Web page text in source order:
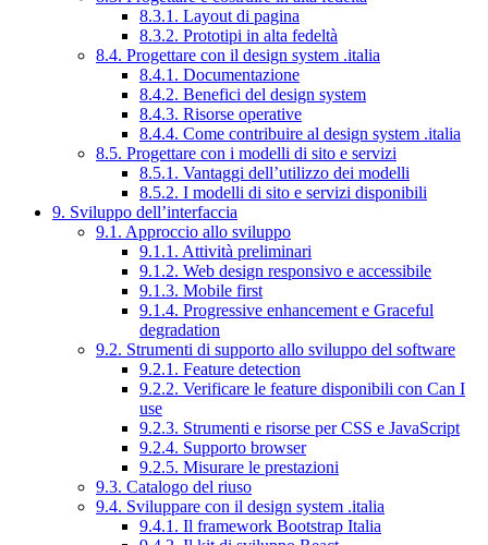
8.3.1. Layout di pagina
8.3.2. Prototipi in alta fedeltà
8.4. Progettare con il design system .italia
8.4.1. Documentazione
8.4.2. Benefici del design system
8.4.3. Risorse operative
8.4.4. Come contribuire al design system .italia
8.5. Progettare con i modelli di sito e servizi
8.5.1. Vantaggi dell’utilizzo dei modelli
8.5.2. I modelli di sito e servizi disponibili
9. Sviluppo dell’interfaccia
9.1. Approccio allo sviluppo
9.1.1. Attività preliminari
9.1.2. Web design responsivo e accessibile
9.1.3. Mobile first
9.1.4. Progressive enhancement e Graceful
degradation
9.2. Strumenti di supporto allo sviluppo del software
9.2.1. Feature detection
9.2.2. Verificare le feature disponibili con Can I
use
9.2.3. Strumenti e risorse per CSS e JavaScript
9.2.4. Supporto browser
9.2.5. Misurare le prestazioni
9.3. Catalogo del riuso
9.4. Sviluppare con il design system .italia
9.4.1. Il framework Bootstrap Italia